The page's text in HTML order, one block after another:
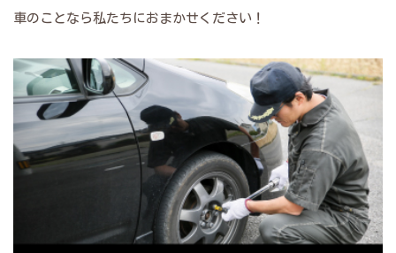
車のことなら私たちにおまかせください！